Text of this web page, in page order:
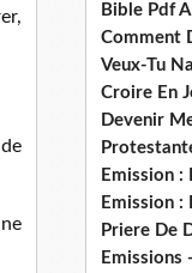
Bible Pdf
Comment
Veux-Tu
Croire En
Devenir
Emission :
Emission :
Priere De
Emissions